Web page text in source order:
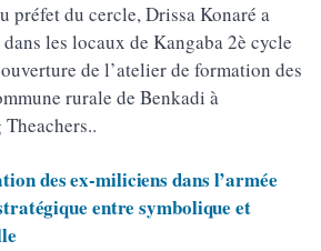
préfet du cercle, Drissa Konaré a
les locaux de Kangaba 2è cycle
de l’atelier de formation des
rurale de Benkadi à
des ex-miliciens dans l’armée
entre symbolique et